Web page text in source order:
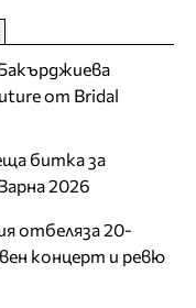
от Bridal
битка за
2026
отбеляза 20-
концерт и ревю